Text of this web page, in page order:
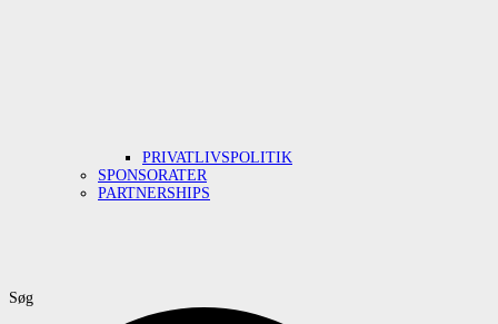
PRIVATLIVSPOLITIK
SPONSORATER
PARTNERSHIPS
Søg